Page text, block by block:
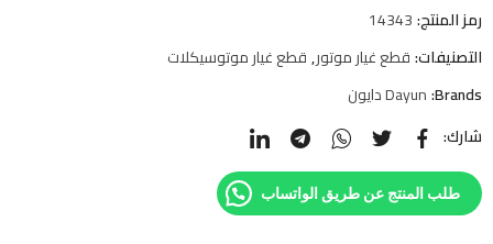
رمز المنتج:14343
التصنيفات:قطع غيار موتور,قطع غيار موتوسيكلات
Brands: Dayun دايون
شارك:
طلب المنتج عن طريق الواتساب